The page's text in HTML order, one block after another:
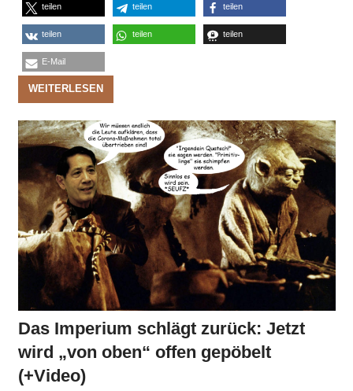
teilen teilen teilen
teilen teilen teilen
E-Mail
WEITERLESEN
Das Imperium schlägt zurück: Jetzt
wird „von oben“ offen gepöbelt
(+Video)